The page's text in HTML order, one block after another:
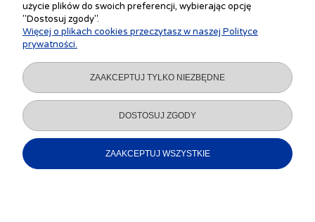
MOJE KONTO
INFORMACJE
użycie plików do swoich preferencji, wybierając opcję
"Dostosuj zgody".
Więcej o plikach cookies przeczytasz w naszej Polityce
prywatności.
ZAAKCEPTUJ TYLKO NIEZBĘDNE
DOSTOSUJ ZGODY
ZAAKCEPTUJ WSZYSTKIE